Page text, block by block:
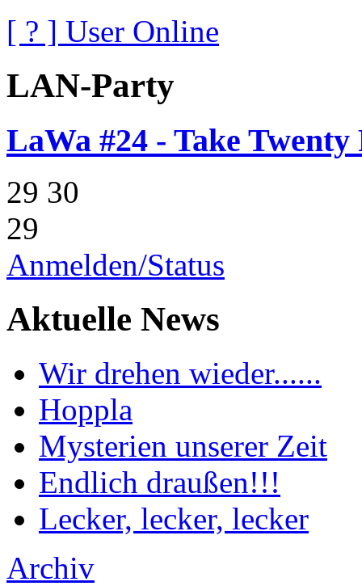
[ ? ] User Online
LAN-Party
LaWa #24 - Take
29 30
29
Anmelden/Status
Aktuelle News
Wir drehen wieder......
Hoppla
Mysterien unserer Zeit
Endlich draußen!!!
Lecker, lecker, lecker
Archiv